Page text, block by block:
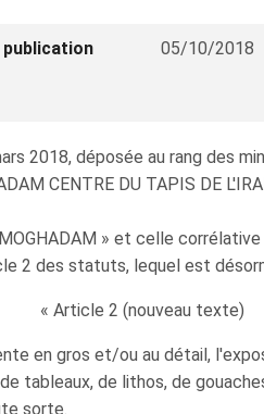
publication 05/10/2018
2018, déposée au rang des
CENTRE DU TAPIS DE
» et celle
2 des statuts, lequel est
« Article 2 (nouveau texte)
en gros et/ou au détail,
tableaux, de lithos, de
sorte.